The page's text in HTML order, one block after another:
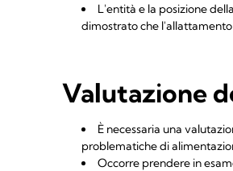
L'entità e la posizione
dimostrato che
Valutazione
È necessaria una
problematiche di
Occorre prendere in